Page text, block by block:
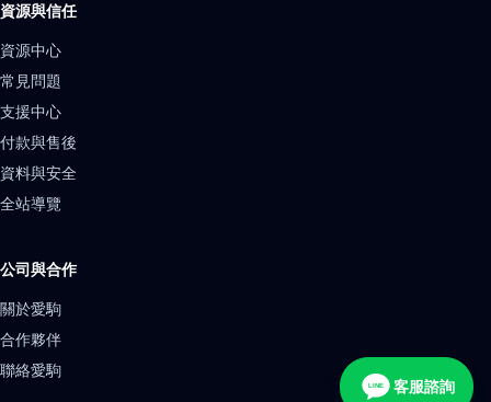
資源與信任
資源中心
常見問題
支援中心
付款與售後
資料與安全
全站導覽
公司與合作
關於愛駒
合作夥伴
聯絡愛駒
LINE 客服諮詢